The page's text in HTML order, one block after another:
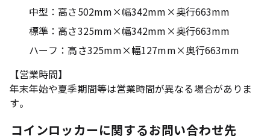
中型：高さ502mm×幅342mm×奥行663mm
標準：高さ325mm×幅342mm×奥行663mm
ハーフ：高さ325mm×幅127mm×奥行663mm
【営業時間】
年末年始や夏季期間等は営業時間が異なる場合がありま
す。
コインロッカーに関するお問い合わせ先